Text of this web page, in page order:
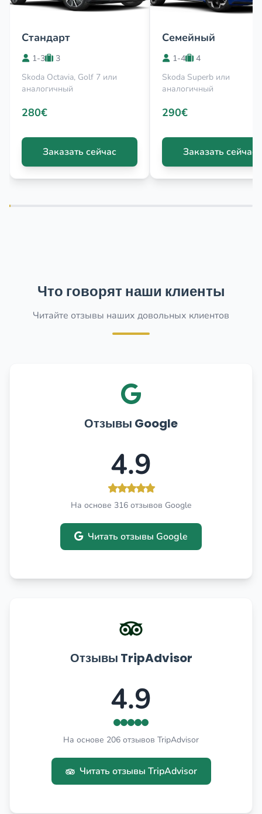
Стандарт
1-3
3
Skoda Octavia, Golf 7 или
аналогичный
280€
Заказать сейчас
Семейный
1-4
4
Skoda Superb или
аналогичный
290€
Заказать сейчас
Что говорят наши клиенты
Читайте отзывы наших довольных клиентов
Отзывы Google
4.9
На основе 316 отзывов Google
Читать отзывы Google
Отзывы TripAdvisor
4.9
На основе 206 отзывов TripAdvisor
Читать отзывы TripAdvisor